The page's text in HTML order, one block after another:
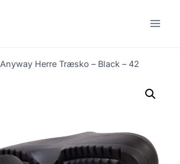
Anyway Herre Træsko – Black – 42